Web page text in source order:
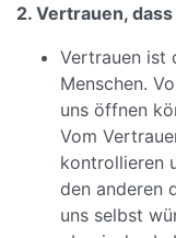
2. Vertrauen,
Vertrauen ist
Menschen.
uns öffnen
Vom
kontrollieren
den anderen
uns selbst